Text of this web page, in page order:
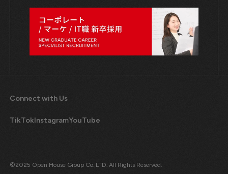
Connect with Us
TikTokInstagramYouTube
©2025 Open House Group Co.,LTD. All Rights Reserved.